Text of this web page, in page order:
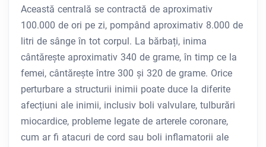
Această centrală se contractă de aproximativ
100.000 de ori pe zi, pompând aproximativ 8.000 de
litri de sânge în tot corpul. La bărbați, inima
cântărește aproximativ 340 de grame, în timp ce la
femei, cântărește între 300 și 320 de grame. Orice
perturbare a structurii inimii poate duce la diferite
afecțiuni ale inimii, inclusiv boli valvulare, tulburări
miocardice, probleme legate de arterele coronare,
cum ar fi atacuri de cord sau boli inflamatorii ale